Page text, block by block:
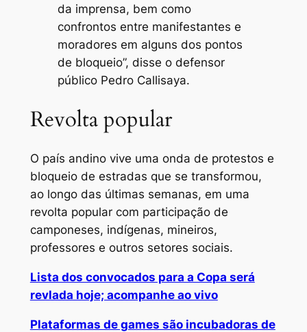
da imprensa, bem como
confrontos entre manifestantes e
moradores em alguns dos pontos
de bloqueio”, disse o defensor
público Pedro Callisaya.
Revolta popular
O país andino vive uma onda de protestos e
bloqueio de estradas que se transformou,
ao longo das últimas semanas, em uma
revolta popular com participação de
camponeses, indígenas, mineiros,
professores e outros setores sociais.
Lista dos convocados para a Copa será
revlada hoje; acompanhe ao vivo
Plataformas de games são incubadoras de